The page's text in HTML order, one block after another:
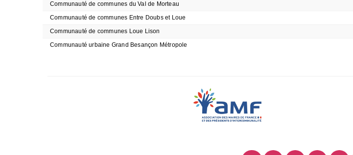
Communauté de communes du Val de Morteau
Communauté de communes Entre Doubs et Loue
Communauté de communes Loue Lison
Communauté urbaine Grand Besançon Métropole